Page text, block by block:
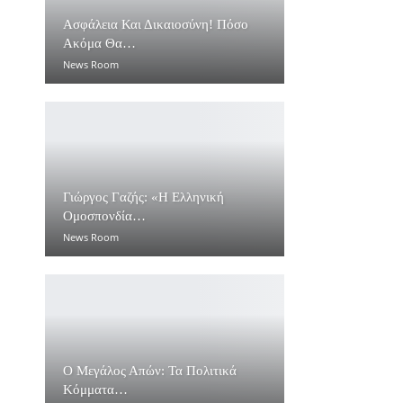
Ασφάλεια Και Δικαιοσύνη! Πόσο
Ακόμα Θα…
News Room
Γιώργος Γαζής: «Η Ελληνική
Ομοσπονδία…
News Room
Ο Μεγάλος Απών: Τα Πολιτικά
Κόμματα…